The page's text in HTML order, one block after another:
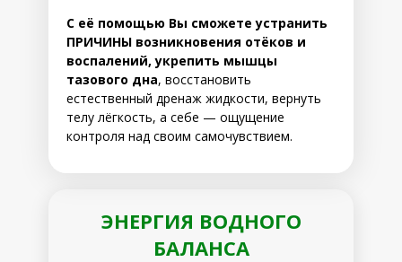
ЭНЕРГИЯ ВОДНОГО
БАЛАНСА
С её помощью Вы сможете устранить
ПРИЧИНЫ возникновения отёков и
воспалений, укрепить мышцы
тазового дна, восстановить
естественный дренаж жидкости, вернуть
телу лёгкость, а себе — ощущение
контроля над своим самочувствием.